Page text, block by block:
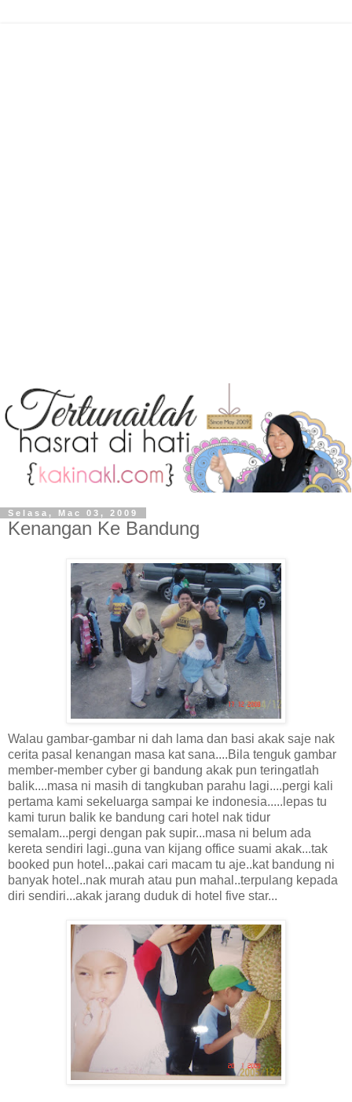
Selasa, Mac 03, 2009
Kenangan Ke Bandung
Walau gambar-gambar ni dah lama dan basi akak saje nak
cerita pasal kenangan masa kat sana....Bila tenguk gambar
member-member cyber gi bandung akak pun teringatlah
balik....masa ni masih di tangkuban parahu lagi....pergi kali
pertama kami sekeluarga sampai ke indonesia.....lepas tu
kami turun balik ke bandung cari hotel nak tidur
semalam...pergi dengan pak supir...masa ni belum ada
kereta sendiri lagi..guna van kijang office suami akak...tak
booked pun hotel...pakai cari macam tu aje..kat bandung ni
banyak hotel..nak murah atau pun mahal..terpulang kepada
diri sendiri...akak jarang duduk di hotel five star...